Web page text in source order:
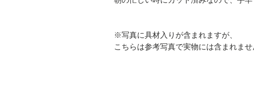
※写真に具材入りが含まれますが、
こちらは参考写真で実物には含まれませ